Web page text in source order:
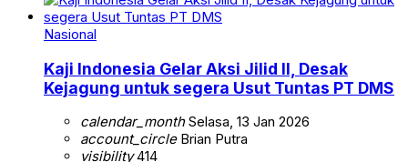
Nasional
Kaji Indonesia Gelar Aksi Jilid II, Desak
Kejagung untuk segera Usut Tuntas PT DMS
calendar_monthSelasa, 13 Jan 2026
account_circleBrian Putra
visibility414